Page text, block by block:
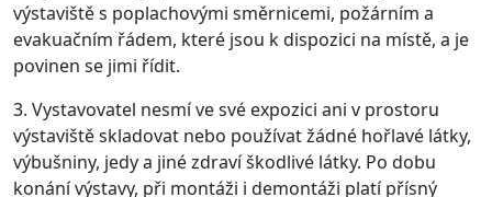
výstaviště s poplachovými směrnicemi, požárním a
evakuačním řádem, které jsou k dispozici na místě, a je
povinen se jimi řídit.
3. Vystavovatel nesmí ve své expozici ani v prostoru
výstaviště skladovat nebo používat žádné hořlavé látky,
výbušniny, jedy a jiné zdraví škodlivé látky. Po dobu
konání výstavy, při montáži i demontáži platí přísný